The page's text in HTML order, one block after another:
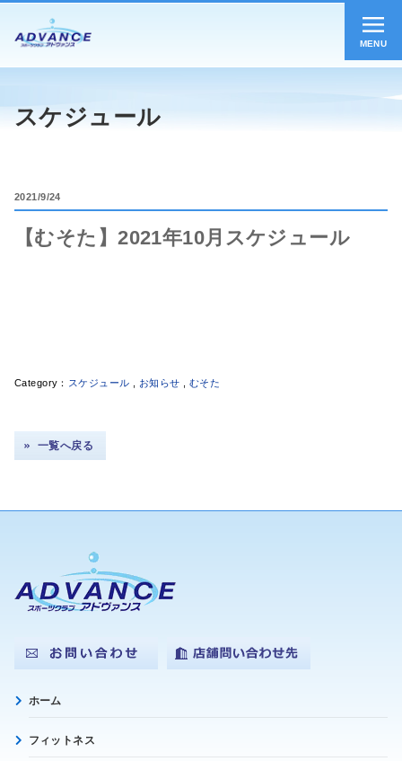
MENU
スケジュール
2021 9/24
【むそた】2021年10月スケジュール
スケジュール お知らせ むそた
一覧へ戻る
ホーム
フィットネス